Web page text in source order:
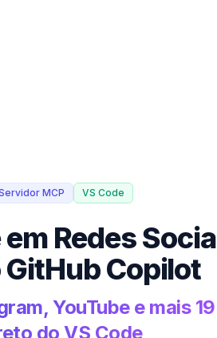
MCP VS Code
Redes
GitHub Copilot
YouTube e mais
do VS Code